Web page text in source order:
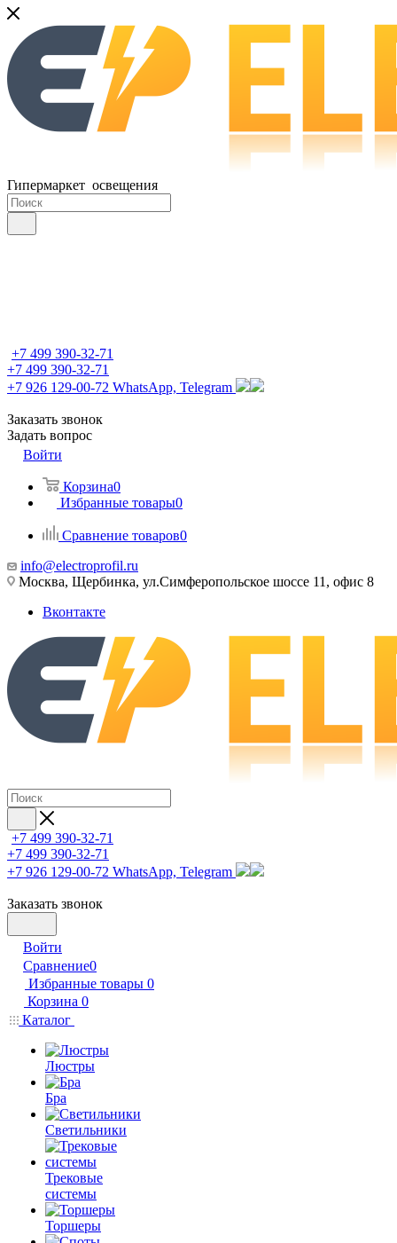
Гипермаркет освещения
+7 499 390-32-71
+7 499 390-32-71
+7 926 129-00-72 WhatsApp, Telegram
Заказать звонок
Задать вопрос
Войти
Корзина0
Избранные товары0
Сравнение товаров0
info@electroprofil.ru
Москва, Щербинка, ул.Симферопольское шоссе 11, офис 8
Вконтакте
+7 499 390-32-71
+7 499 390-32-71
+7 926 129-00-72 WhatsApp, Telegram
Заказать звонок
Войти
Сравнение0
Избранные товары 0
Корзина 0
Каталог
Люстры
Бра
Светильники
Трековые
системы
Торшеры